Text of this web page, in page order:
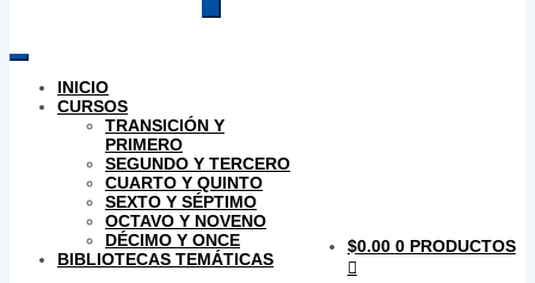
productos
INICIO
CURSOS
TRANSICIÓN Y
PRIMERO
SEGUNDO Y TERCERO
CUARTO Y QUINTO
SEXTO Y SÉPTIMO
OCTAVO Y NOVENO
DÉCIMO Y ONCE
BIBLIOTECAS TEMÁTICAS
$0.00 0 PRODUCTOS